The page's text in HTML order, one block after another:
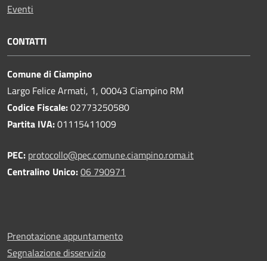
Eventi
CONTATTI
Comune di Ciampino
Largo Felice Armati, 1, 00043 Ciampino RM
Codice Fiscale:02773250580
Partita IVA:01115411009
PEC: protocollo@pec.comune.ciampino.roma.it
Centralino Unico:06 790971
Prenotazione appuntamento
Segnalazione disservizio